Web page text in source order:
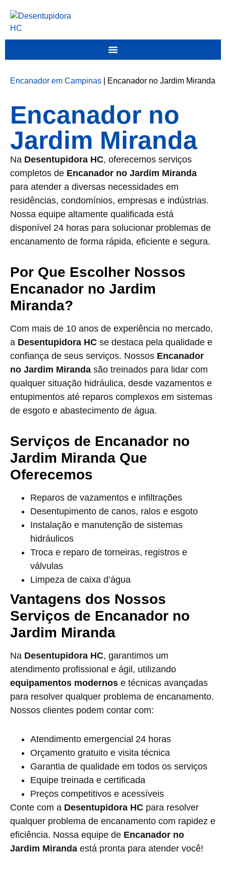
Encanador em Campinas Encanador no Jardim Miranda
Encanador no
Jardim Miranda
Na Desentupidora HC, oferecemos serviços
completos de Encanador no Jardim Miranda
para atender a diversas necessidades em
residências, condomínios, empresas e indústrias.
Nossa equipe altamente qualificada está
disponível 24 horas para solucionar problemas de
encanamento de forma rápida, eficiente e segura.
Por Que Escolher Nossos
Encanador no Jardim
Miranda?
Com mais de 10 anos de experiência no mercado,
a Desentupidora HC se destaca pela qualidade e
confiança de seus serviços. Nossos Encanador
no Jardim Miranda são treinados para lidar com
qualquer situação hidráulica, desde vazamentos e
entupimentos até reparos complexos em sistemas
de esgoto e abastecimento de água.
Serviços de Encanador no
Jardim Miranda Que
Oferecemos
Reparos de vazamentos e infiltrações
Desentupimento de canos, ralos e esgoto
Instalação e manutenção de sistemas
hidráulicos
Troca e reparo de torneiras, registros e
válvulas
Limpeza de caixa d’água
Vantagens dos Nossos
Serviços de Encanador no
Jardim Miranda
Na Desentupidora HC, garantimos um
atendimento profissional e ágil, utilizando
equipamentos modernos e técnicas avançadas
para resolver qualquer problema de encanamento.
Nossos clientes podem contar com:
Atendimento emergencial 24 horas
Orçamento gratuito e visita técnica
Garantia de qualidade em todos os serviços
Equipe treinada e certificada
Preços competitivos e acessíveis
Conte com a Desentupidora HC para resolver
qualquer problema de encanamento com rapidez e
eficiência. Nossa equipe de Encanador no
Jardim Miranda está pronta para atender você!